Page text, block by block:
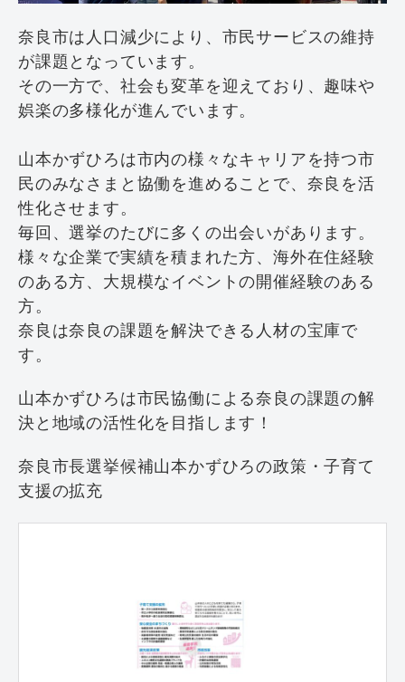
奈良市は人口減少により、市民サービスの維持
が課題となっています。
その一方で、社会も変革を迎えており、趣味や
娯楽の多様化が進んでいます。
山本かずひろは市内の様々なキャリアを持つ市
民のみなさまと協働を進めることで、奈良を活
性化させます。
毎回、選挙のたびに多くの出会いがあります。
様々な企業で実績を積まれた方、海外在住経験
のある方、大規模なイベントの開催経験のある
方。
奈良は奈良の課題を解決できる人材の宝庫で
す。
山本かずひろは市民協働による奈良の課題の解
決と地域の活性化を目指します！
奈良市長選挙候補山本かずひろの政策・子育て
支援の拡充